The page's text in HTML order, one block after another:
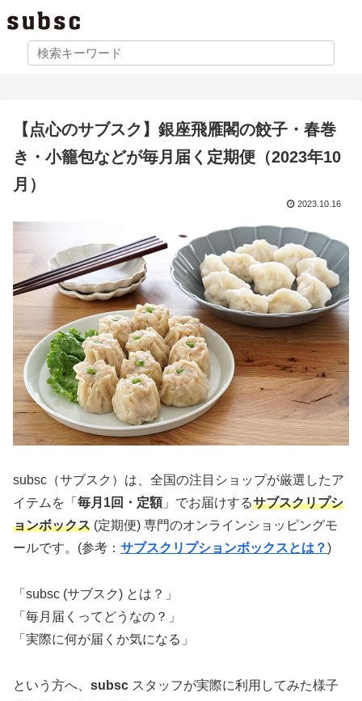
【点心のサブスク】銀座飛雁閣の餃子・春巻
き・小籠包などが毎月届く定期便（2023年10
月）
2023.10.16
subsc（サブスク）は、全国の注目ショップが厳選したア
イテムを「 毎月1回・定額」でお届けするサブスクリプシ
ョンボックス (定期便) 専門のオンラインショッピングモ
ールです。(参考： サブスクリプションボックスとは？)
「subsc (サブスク) とは？」
「毎月届くってどうなの？」
「実際に何が届くか気になる」
という方へ、 subsc スタッフが実際に利用してみた様子